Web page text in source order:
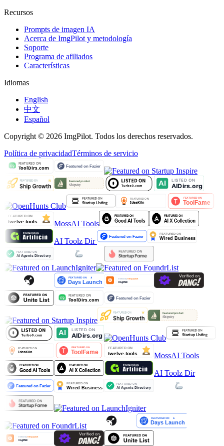
Recursos
Prompts de imagen IA
Acerca de ImgPilot y metodología
Soporte
Programa de afiliados
Características
Idiomas
English
中文
Español
Copyright © 2026 ImgPilot. Todos los derechos reservados.
Política de privacidadTérminos de servicio
MossAI Tools
AI Toolz Dir
MossAI Tools
AI Toolz Dir